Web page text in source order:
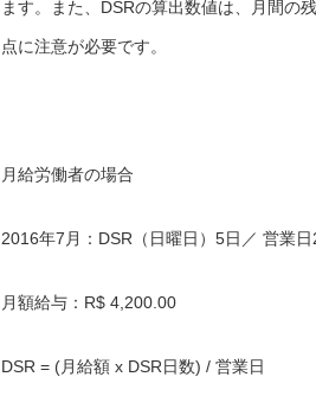
ます。また、DSRの算出数値は、月間の
点に注意が必要です。
月給労働者の場合
2016年7月：DSR（日曜日）5日／ 営業日
月額給与：R$ 4,200.00
DSR = (月給額 x DSR日数) / 営業日